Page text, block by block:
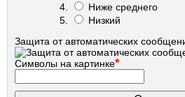
Ниже среднего
Низкий
Защита от автоматических
Символы на картинке*